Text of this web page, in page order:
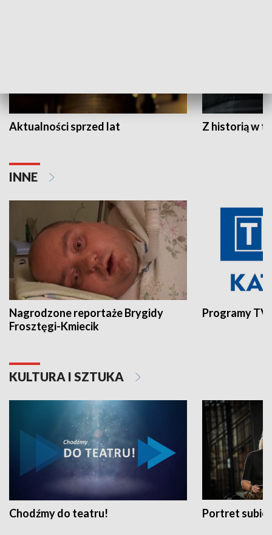
Aktualności sprzed lat Z historią w
INNE
Nagrodzone reportaże Brygidy
Frosztęgi-Kmiecik
Programy
KULTURA I SZTUKA
Chodźmy do teatru! Portret